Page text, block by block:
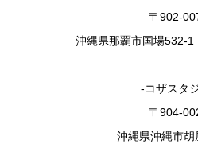
〒902-
沖縄県那覇市国場532-1
-コザスタ
〒904-
沖縄県沖縄市